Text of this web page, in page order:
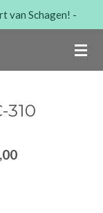
van Schagen! -
310